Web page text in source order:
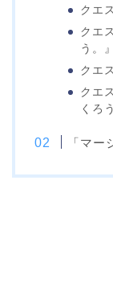
クエ
クエ
う。』
クエ
クエ
くろ
「マ